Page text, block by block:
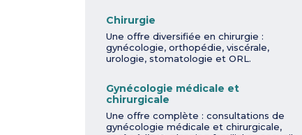
Chirurgie
Une offre diversifiée en chirurgie :
gynécologie, orthopédie, viscérale,
urologie, stomatologie et ORL.
Gynécologie médicale et
chirurgicale
Une offre complète : consultations de
gynécologie médicale et chirurgicale,